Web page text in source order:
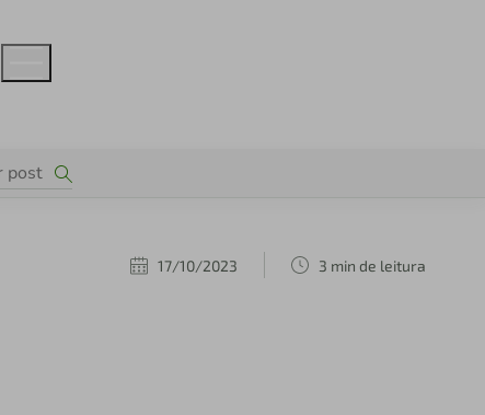
17/10/2023 3 min de leitura